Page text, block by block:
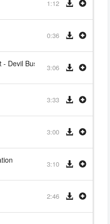
1:12
0:36
Devil Bush 3:06
3:33
3:00
3:10
2:46